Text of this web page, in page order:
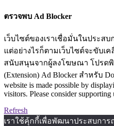
ตรวจพบ Ad Blocker
เว็บไซต์ของเราเชื่อมั่นในประส
แต่อย่างไรก็ตามเว็บไซต์จะขับเ
สนับสนุนจากผู้ลงโฆษณา โปรดพิ
(Extension) Ad Blocker สำหรับ
website is made possible by
visitors. Please consider
Refresh
เราใช้คุ้กกี้เพื่อพัฒนาประสบกา